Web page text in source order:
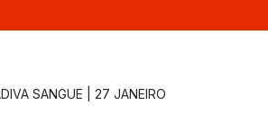
SANGUE | 27 JANEIRO